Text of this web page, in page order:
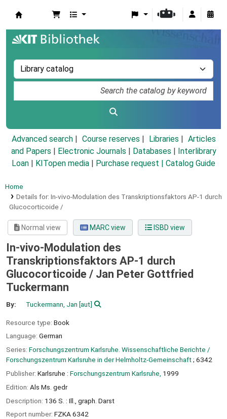
Advanced search Course reserves Libraries
Articles
and Papers
Electronic Journals Databases
Interlibrary
Loan
KITopen media Purchase request | Catalog Guide
Home
Details for: In-vivo-Modulation des Transkriptionsfaktors AP-1 durch
Glucocorticoide /
Normal view MARC view ISBD view
In-vivo-Modulation des
Transkriptionsfaktors AP-1 durch
Glucocorticoide / Jan Peter Gottfried
Tuckermann
By: Tuckermann, Jan [aut]
Resource type: Book
Language: German
Series: Forschungszentrum Karlsruhe. Wissenschaftliche Berichte /
Forschungszentrum Karlsruhe in der Helmholtz-Gemeinschaft; 6342
Publisher: Karlsruhe : Forschungszentrum Karlsruhe, 1999
Edition: Als Ms. gedr
Description: 136 S. : Ill., graph. Darst
Report number: FZKA 6342